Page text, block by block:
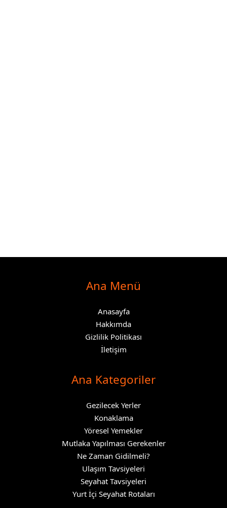
Ana Menü
Anasayfa
Hakkımda
Gizlilik Politikası
İletişim
Ana Kategoriler
Gezilecek Yerler
Konaklama
Yöresel Yemekler
Mutlaka Yapılması Gerekenler
Ne Zaman Gidilmeli?
Ulaşım Tavsiyeleri
Seyahat Tavsiyeleri
Yurt İçi Seyahat Rotaları